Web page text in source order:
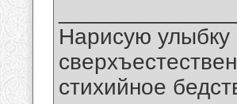
Нарисую улыбку
стихийное